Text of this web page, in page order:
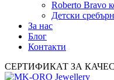
Roberto Bravo
Детски
За нас
Блог
Контакти
СЕРТИФИКАТ ЗА